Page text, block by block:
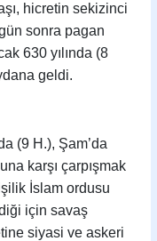
hicretin sekizinci
sonra pagan
630 yılında (8
geldi.
(9 H.), Şam’da
karşı çarpışmak
İslam ordusu
için savaş
siyasi ve askeri